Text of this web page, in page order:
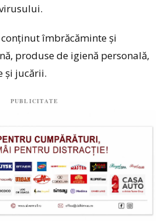
îmbrăcăminte și
produse de igienă personală,
și jucării.
PUBLICITATE